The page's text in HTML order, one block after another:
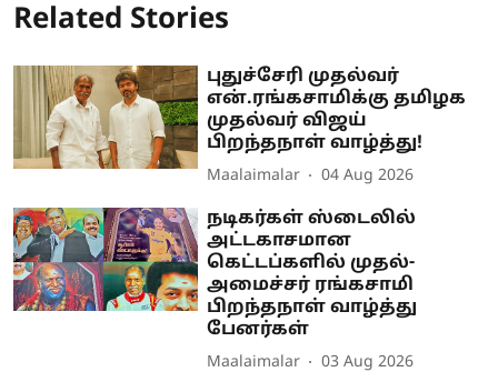
Related Stories
புதுச்சேரி முதல்வர்
என்.ரங்கசாமிக்கு தமிழக
முதல்வர் விஜய்
பிறந்தநாள் வாழ்த்து!
Maalaimalar 04 Aug 2026
நடிகர்கள் ஸ்டைலில்
அட்டகாசமான
கெட்டப்களில் முதல்-
அமைச்சர் ரங்கசாமி
பிறந்தநாள் வாழ்த்து
பேனர்கள்
Maalaimalar 03 Aug 2026